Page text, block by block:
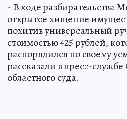
- В ходе разбирательства
открытое хищение
похитив универсальный
стоимостью 425 рублей,
распорядился по своему
рассказали в пресс-службе
областного суда.